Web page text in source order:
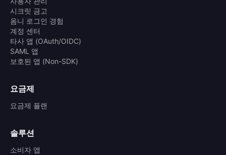
시크릿 금고
옴니 로그인 경험
계정 센터
타사 앱 (OAuth/OIDC)
SAML 앱
보호된 앱 (Non-SDK)
요금제
요금제 플랜
솔루션
소비자 앱